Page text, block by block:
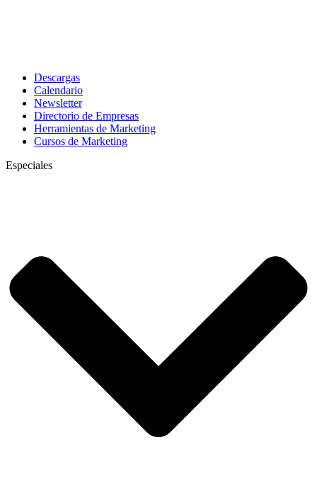
Descargas
Calendario
Newsletter
Directorio de Empresas
Herramientas de Marketing
Cursos de Marketing
Especiales